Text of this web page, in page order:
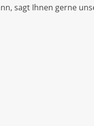
sagt Ihnen gerne